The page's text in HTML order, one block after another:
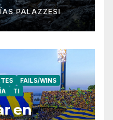
PALAZZESI
FAILS/WINS
TI
en